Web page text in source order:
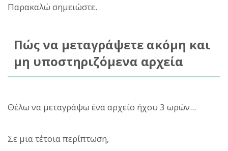
Παρακαλώ σημειώστε.
Πώς να μεταγράψετε ακόμη και
μη υποστηριζόμενα αρχεία
Θέλω να μεταγράψω ένα αρχείο ήχου 3 ωρών...
Σε μια τέτοια περίπτωση,